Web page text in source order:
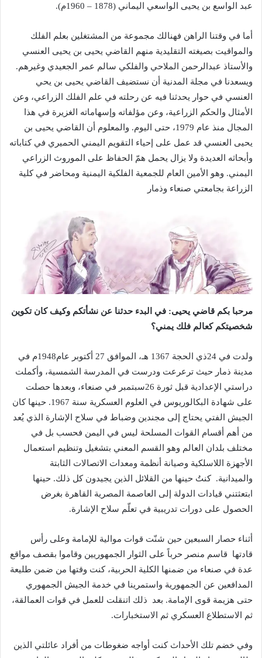
عبد الواسع بن يحيى الواسعي اليماني (1878 – 1960م).
أما في وقتنا الراهن فهنالك مجموعة من المشتغلين بعلم الفلك
والمواقيت بصيغته التقليدية منهم القاضي يحيى بن يحيى العنسي
والأستاذ عبدالرحمن الملاحي والفلكي سالم عمر الجعيدي وغيرهم.
ويسعدنا في مجلة المدنية أن نستضيف القاضي يحيى بن يحي
العنسي في حوار يحدثنا فيه عن رحلته في علم الفلك الزراعي، وعن
الأمثال والحكم الزراعية، وعن مؤلفاته وإسهاماته الغزيرة في هذا
المجال منذ عام 1979، حتى اليوم. والمعلوم أن القاضي يحيى بن
يحيى العنسي قد عمل على إحياء التقويم اليمني الحميري في كتاباته
وأبحاثه العديدة ولا يزال يحمل همّ الحفاظ على الموروث الزراعي
اليمني. وهو الأمين العام للجمعية الفلكية اليمنية ومحاضر في كلية
الزراعة بجامعتي صنعاء وذمار
مرحبا بكم قاضي يحيى: في البدء حدثنا عن نشأتكم وكيف كان تكوين
شخصيتكم كعالم فلك يمني؟
ولدت في 24ذي الحجة 1367 هـ، الموافق 27 أكتوبر عام1948م في
مدينة ذمار حيث ترعرعت ودرست في المدرسة الشمسية، وأكملت
دراستي الإعدادية قبل ثورة 26سبتمبر في صنعاء، وبعدها حصلت
على شهادة البكالوريوس في العلوم العسكرية سنة 1967. حينها كان
الجيش الفتي يحتاج إلى مجندين وضباط في سلاح الإشارة الذي يُعد
من أهم أقسام القوات المسلحة ليس في اليمن فحسب بل في
مختلف بلدان العالم وهو القسم المعني بتشغيل وتنظيم استعمال
الأجهزة اللاسلكية وصيانة أنظمة ومعدات الاتصالات الثابتة
والميدانية. كنتُ حينها من القلائل الذين يجيدون كل ذلك. حينها
ابتعثتني قيادات الدولة إلى العاصمة المصرية القاهرة بغرض
الحصول على دورات تدريبية في تعلّم سلاح الإشارة.
أثناء حصار السبعين حين شنّت قوات موالية للإمامة وعلى رأس
قادتها قاسم منصر حرباً على الثوار الجمهوريين وقاموا بقصف مواقع
عدة في صنعاء من ضمنها الكلية الحربية، كنت وقتها من ضمن طليعة
المدافعين عن الجمهورية واستمرينا في خدمة الجيش الجمهوري
حتى هزيمة قوى الإمامة. بعد ذلك اتنقلت للعمل في قوات العمالقة،
ثم الاستطلاع العسكري ثم الاستخبارات.
وفي خضم تلك الأحداث كنت أواجه ضغوطات من أفراد عائلتي الذين